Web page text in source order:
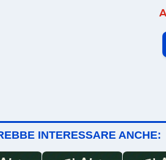
INTERESSARE ANCHE: